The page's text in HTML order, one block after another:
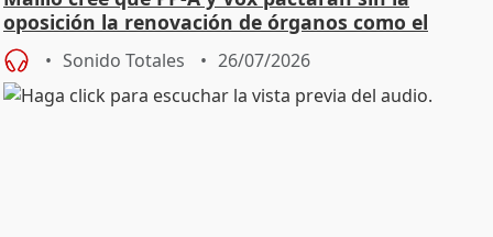
oposición la renovación de órganos como el
Defensor
Sonido Totales 26/07/2026